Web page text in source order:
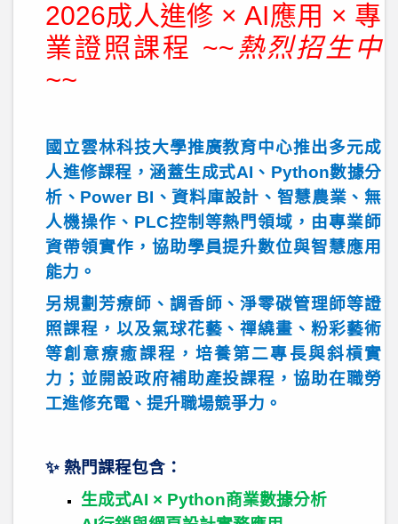
2026成人進修 × AI應用 × 專
業證照課程 ~~ 熱烈招生中
~~
國立雲林科技大學推廣教育中心推出多元成
人進修課程，涵蓋生成式AI 、 Python數據分
析、 Power BI 、資料庫設計、智慧農業、無
人機操作、 PLC控制等熱門領域，由專業師
資帶領實作，協助學員提升數位與智慧應用
能力。
另規劃芳療師、調香師、淨零碳管理師等證
照課程，以及氣球花藝、禪繞畫、粉彩藝術
等創意療癒課程，培養第二專長與斜槓實
力；並開設政府補助產投課程，協助在職勞
工進修充電、提升職場競爭力。
✨ 熱門課程包含：
生成式AI × Python商業數據分析